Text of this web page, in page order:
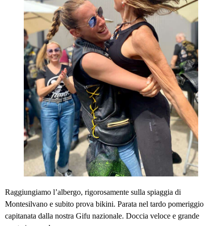
Raggiungiamo l’albergo, rigorosamente sulla spiaggia di
Montesilvano e subito prova bikini. Parata nel tardo pomeriggio
capitanata dalla nostra Gifu nazionale. Doccia veloce e grande